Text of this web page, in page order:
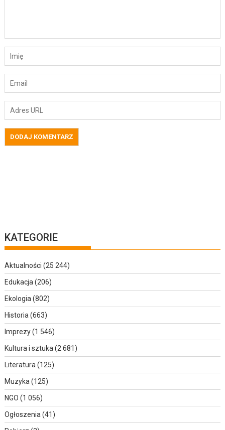
KATEGORIE
Aktualności (25 244)
Edukacja(206)
Ekologia(802)
Historia(663)
Imprezy(1 546)
Kultura i sztuka(2 681)
Literatura(125)
Muzyka(125)
NGO (1 056)
Ogłoszenia(41)